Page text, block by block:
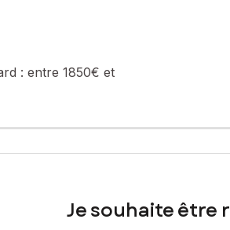
: entre 1850€ et
Je souhaite être